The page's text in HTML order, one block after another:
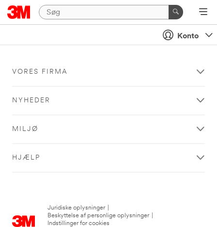
Konto
VORES FIRMA
NYHEDER
MILJØ
HJÆLP
Juridiske oplysninger
Beskyttelse af personlige oplysninger
Indstillinger for cookies